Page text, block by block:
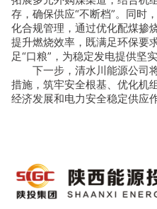
存，确保供应“不断档”。同时
化合规管理，通过优化配煤掺
提升燃烧效率，既满足环保要
足“口粮”，为稳定发电提供坚实
下一步，清水川能源公司
措施，筑牢安全根基、优化机
经济发展和电力安全稳定供应